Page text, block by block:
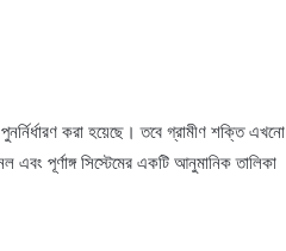
করা হয়েছে। তবে গ্রামীণ শক্তি এখনো
এবং পূর্ণাঙ্গ সিস্টেমের একটি আনুমানিক তালিকা